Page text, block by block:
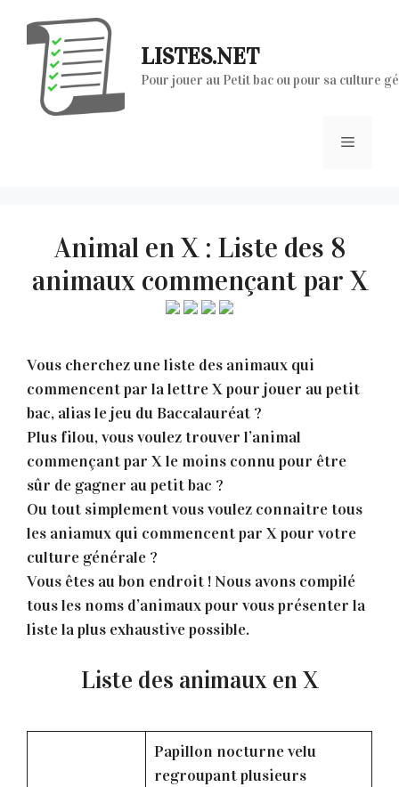
contenu
LISTES.NET
Pour jouer au Petit bac ou pour sa culture
Menu
Animal en X : Liste des 8
animaux commençant par X
Vous cherchez une liste des animaux qui
commencent par la lettre X pour jouer au petit
bac, alias le jeu du Baccalauréat ?
Plus filou, vous voulez trouver l’animal
commençant par X le moins connu pour être
sûr de gagner au petit bac ?
Ou tout simplement vous voulez connaitre tous
les aniamux qui commencent par X pour votre
culture générale ?
Vous êtes au bon endroit ! Nous avons compilé
tous les noms d’animaux pour vous présenter la
liste la plus exhaustive possible.
Liste des animaux en X
Papillon nocturne velu
regroupant plusieurs